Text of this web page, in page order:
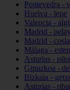
Pontevedra -
Huelva - lepe
Valencia -
Madrid -
Madrid -
Málaga -
Asturias -
Gipuzkoa -
Bizkaia -
Asturias -